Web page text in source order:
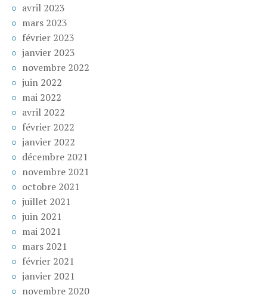
avril 2023
mars 2023
février 2023
janvier 2023
novembre 2022
juin 2022
mai 2022
avril 2022
février 2022
janvier 2022
décembre 2021
novembre 2021
octobre 2021
juillet 2021
juin 2021
mai 2021
mars 2021
février 2021
janvier 2021
novembre 2020